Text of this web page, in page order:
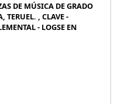
DE MÚSICA DE GRADO
TERUEL. , CLAVE -
- LOGSE EN